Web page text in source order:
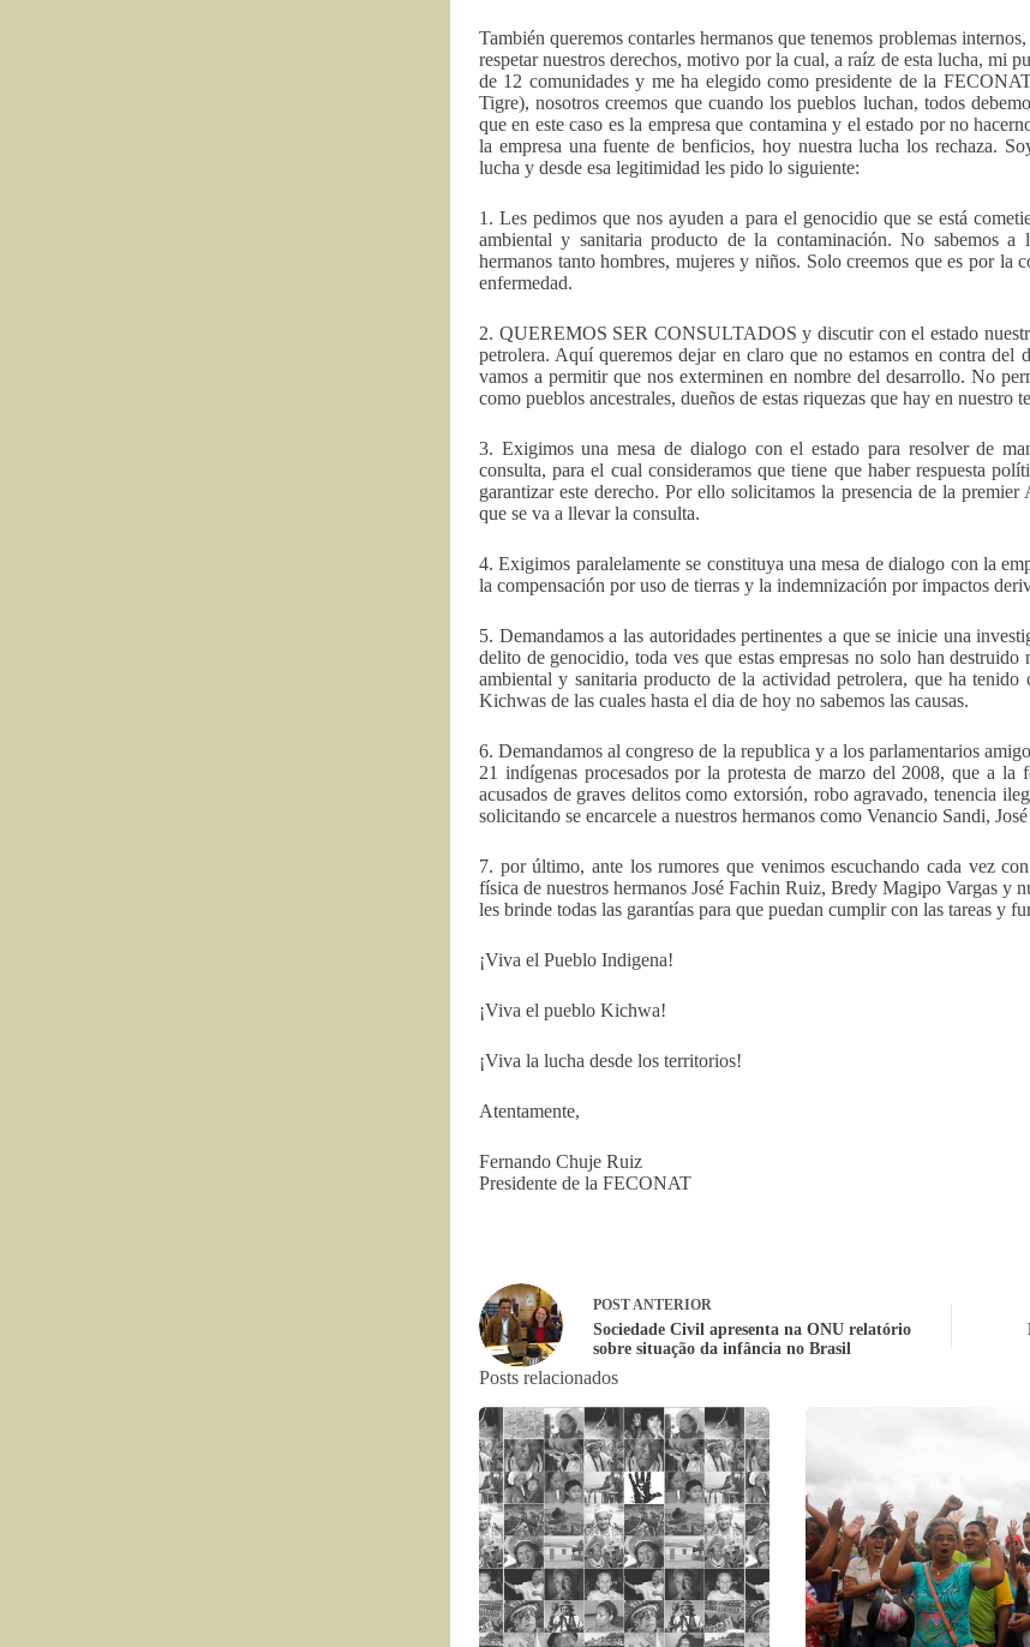
También queremos contarles hermanos que tenemos problemas
respetar nuestros derechos, motivo por la cual, a raíz de esta lucha, mi
de 12 comunidades y me ha elegido como presidente de la
Tigre), nosotros creemos que cuando los pueblos luchan, todos
que en este caso es la empresa que contamina y el estado por no
la empresa una fuente de benficios, hoy nuestra lucha los rechaza.
lucha y desde esa legitimidad les pido lo siguiente:
1. Les pedimos que nos ayuden a para el genocidio que se está
ambiental y sanitaria producto de la contaminación. No sabemos a
hermanos tanto hombres, mujeres y niños. Solo creemos que es por la
enfermedad.
2. QUEREMOS SER CONSULTADOS y discutir con el estado
petrolera. Aquí queremos dejar en claro que no estamos en contra
vamos a permitir que nos exterminen en nombre del desarrollo. No
como pueblos ancestrales, dueños de estas riquezas que hay en nuestro
3. Exigimos una mesa de dialogo con el estado para resolver de
consulta, para el cual consideramos que tiene que haber respuesta
garantizar este derecho. Por ello solicitamos la presencia de la
que se va a llevar la consulta.
4. Exigimos paralelamente se constituya una mesa de dialogo con la
la compensación por uso de tierras y la indemnización por impactos
5. Demandamos a las autoridades pertinentes a que se inicie una
delito de genocidio, toda ves que estas empresas no solo han
ambiental y sanitaria producto de la actividad petrolera, que ha tenido
Kichwas de las cuales hasta el dia de hoy no sabemos las causas.
6. Demandamos al congreso de la republica y a los parlamentarios
21 indígenas procesados por la protesta de marzo del 2008, que a la
acusados de graves delitos como extorsión, robo agravado, tenencia
solicitando se encarcele a nuestros hermanos como Venancio Sandi,
7. por último, ante los rumores que venimos escuchando cada vez
física de nuestros hermanos José Fachin Ruiz, Bredy Magipo Vargas y
les brinde todas las garantías para que puedan cumplir con las tareas y
¡Viva el Pueblo Indigena!
¡Viva el pueblo Kichwa!
¡Viva la lucha desde los territorios!
Atentamente,
Fernando Chuje Ruiz
Presidente de la FECONAT
POSTANTERIOR
Sociedade Civil apresenta na ONU relatório
sobre situação da infância no Brasil
Posts relacionados